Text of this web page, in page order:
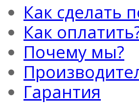
Как сделать
Как
Почему мы?
Гарантия